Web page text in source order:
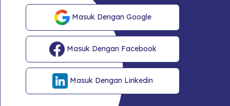
Masuk Dengan Google
Masuk Dengan Facebook
Masuk Dengan Linkedin